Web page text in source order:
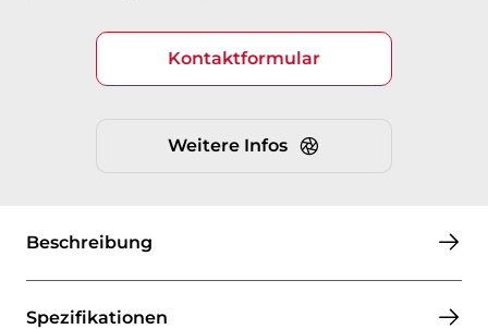
Kontaktformular
Weitere Infos
Beschreibung
Spezifikationen